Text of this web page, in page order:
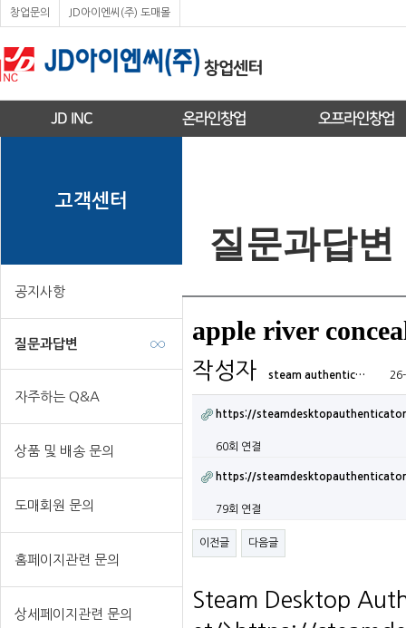
창업문의 JD아이엔씨(주) 도매몰
JD INC 온라인창업 오프라인창업
고객센터
공지사항
질문과답변
자주하는 Q&A
상품 및 배송 문의
도매회원 문의
홈페이지관련 문의
상세페이지관련 문의
질문과답변
apple river
작성자 steam authentic…
https://
60회 연결
https://
79회 연결
이전글 다음글
Steam Desktop